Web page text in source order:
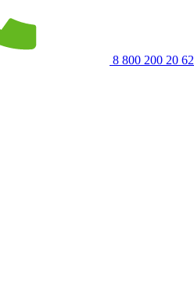
8 800 200 20 62